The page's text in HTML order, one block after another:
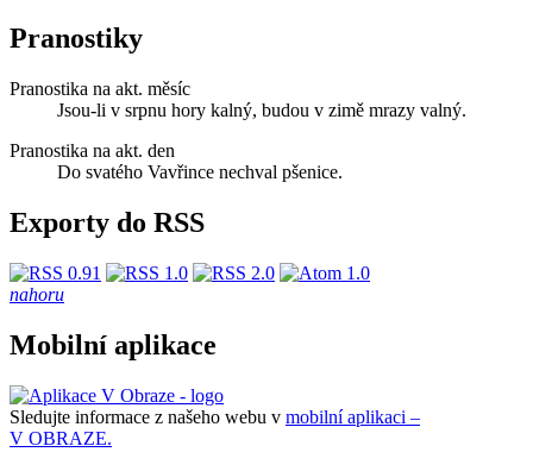
Pranostiky
Pranostika na akt. měsíc
Jsou-li v srpnu hory kalný, budou v zimě mrazy valný.
Pranostika na akt. den
Do svatého Vavřince nechval pšenice.
Exporty do RSS
nahoru
Mobilní aplikace
Sledujte informace z našeho webu v mobilní aplikaci –
V OBRAZE.